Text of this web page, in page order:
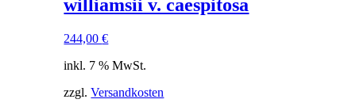
williamsii v. caespitosa
244,00€
inkl. 7 % MwSt.
zzgl.Versandkosten